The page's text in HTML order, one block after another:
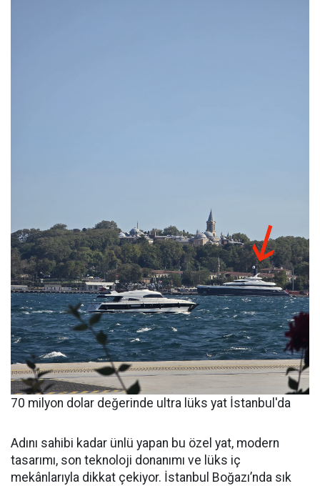
70 milyon dolar değerinde ultra lüks yat İstanbul'da
Adını sahibi kadar ünlü yapan bu özel yat, modern
tasarımı, son teknoloji donanımı ve lüks iç
mekânlarıyla dikkat çekiyor. İstanbul Boğazı’nda sık